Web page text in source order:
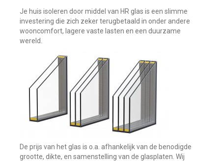
Je huis isoleren door middel van HR glas is een slimme
investering die zich zeker terugbetaald in onder andere
wooncomfort, lagere vaste lasten en een duurzame
wereld.
De prijs van het glas is o.a. afhankelijk van de benodigde
grootte, dikte, en samenstelling van de glasplaten. Wij